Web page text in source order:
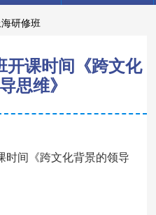
海研修班
开课时间《跨文化
思维》
间《跨文化背景的领导